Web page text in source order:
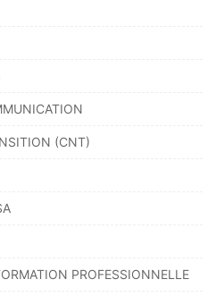
(CNT)
PROFESSIONNELLE